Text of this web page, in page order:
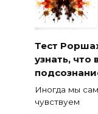
Тест
узнать, что
Иногда мы
чувствуем